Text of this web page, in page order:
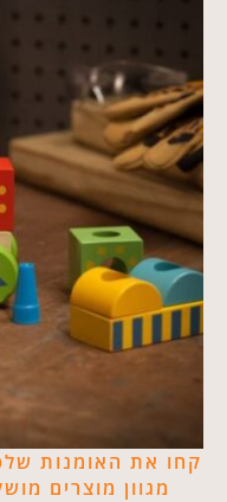
קחו את האומנות
מגוון מוצרים